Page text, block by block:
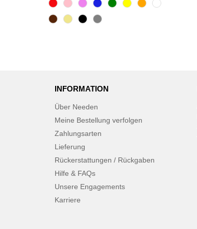
INFORMATION
Über Needen
Meine Bestellung verfolgen
Zahlungsarten
Lieferung
Rückerstattungen / Rückgaben
Hilfe & FAQs
Unsere Engagements
Karriere